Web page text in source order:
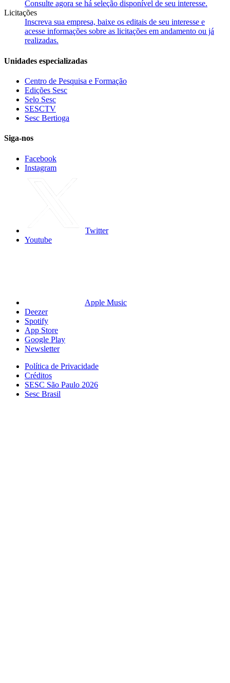
Consulte agora se há seleção disponível de seu interesse.
Licitações
Inscreva sua empresa, baixe os editais de seu interesse e
acesse informações sobre as licitações em andamento ou já
realizadas.
Unidades especializadas
Centro de Pesquisa e Formação
Edições Sesc
Selo Sesc
SESCTV
Sesc Bertioga
Siga-nos
Facebook
Instagram
Twitter
Youtube
Apple Music
Deezer
Spotify
App Store
Google Play
Newsletter
Política de Privacidade
Créditos
SESC São Paulo 2026
Sesc Brasil